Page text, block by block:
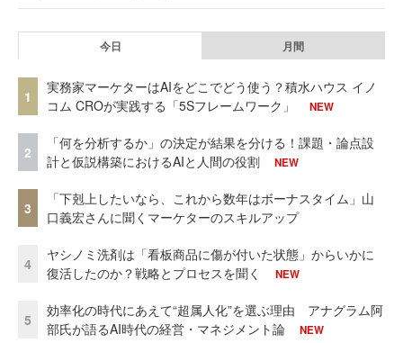
今日 月間
1
実務家マーケターはAIをどこでどう使う？積水ハウス イノ
コム CROが実践する「5Sフレームワーク」
NEW
2
「何を分析するか」の決定が結果を分ける！課題・論点設
計と仮説構築におけるAIと人間の役割
NEW
3
「下剋上したいなら、これから数年はボーナスタイム」山
口義宏さんに聞くマーケターのスキルアップ
4
ヤシノミ洗剤は「看板商品に傷が付いた状態」からいかに
復活したのか？戦略とプロセスを聞く
NEW
5
効率化の時代にあえて“超属人化”を選ぶ理由 アナグラム阿
部氏が語るAI時代の経営・マネジメント論
NEW